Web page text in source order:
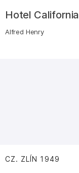
Hotel California
Alfred Henry
CZ. ZLÍN 1949